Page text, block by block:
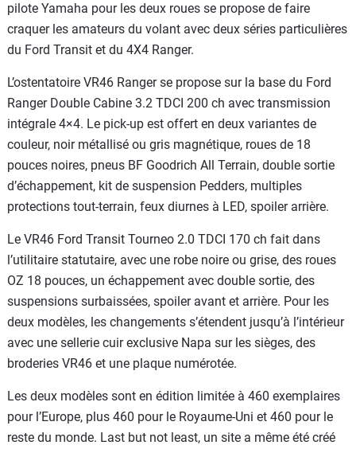
pilote Yamaha pour les deux roues se propose de faire
craquer les amateurs du volant avec deux séries particulières
du Ford Transit et du 4X4 Ranger.
L’ostentatoire VR46 Ranger se propose sur la base du Ford
Ranger Double Cabine 3.2 TDCI 200 ch avec transmission
intégrale 4×4. Le pick-up est offert en deux variantes de
couleur, noir métallisé ou gris magnétique, roues de 18
pouces noires, pneus BF Goodrich All Terrain, double sortie
d’échappement, kit de suspension Pedders, multiples
protections tout-terrain, feux diurnes à LED, spoiler arrière.
Le VR46 Ford Transit Tourneo 2.0 TDCI 170 ch fait dans
l’utilitaire statutaire, avec une robe noire ou grise, des roues
OZ 18 pouces, un échappement avec double sortie, des
suspensions surbaissées, spoiler avant et arrière. Pour les
deux modèles, les changements s’étendent jusqu’à l’intérieur
avec une sellerie cuir exclusive Napa sur les sièges, des
broderies VR46 et une plaque numérotée.
Les deux modèles sont en édition limitée à 460 exemplaires
pour l’Europe, plus 460 pour le Royaume-Uni et 460 pour le
reste du monde. Last but not least, un site a même été créé